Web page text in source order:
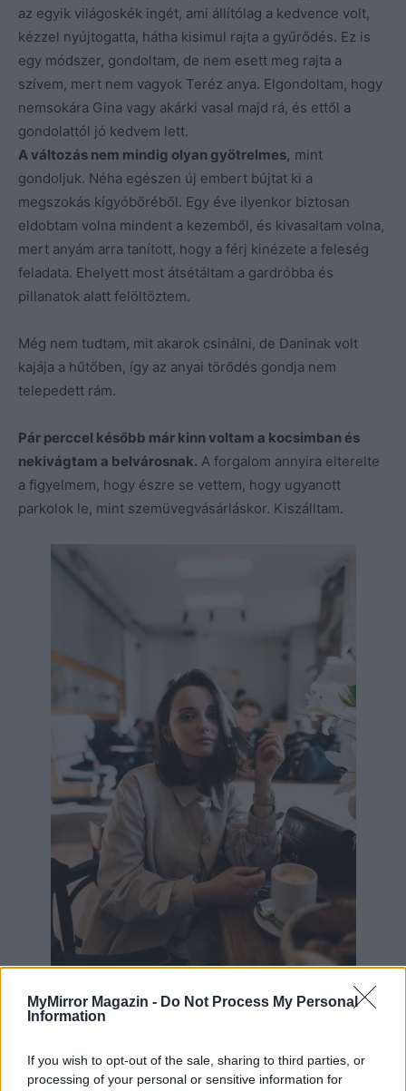
MyMirror Magazin - Do Not Process My Personal
Information
If you wish to opt-out of the sale, sharing to third parties, or
processing of your personal or sensitive information for
az egyik világoskék ingét, ami állítólag a kedvence volt,
kézzel nyújtogatta, hátha kisimul rajta a gyűrődés. Ez is
egy módszer, gondoltam, de nem esett meg rajta a
szívem, mert nem vagyok Teréz anya. Elgondoltam, hogy
nemsokára Gina vagy akárki vasal majd rá, és ettől a
gondolattól jó kedvem lett.
A változás nem mindig olyan gyötrelmes, mint
gondoljuk. Néha egészen új embert bújtat ki a
megszokás kígyóbőréből. Egy éve ilyenkor biztosan
eldobtam volna mindent a kezemből, és kivasaltam volna,
mert anyám arra tanított, hogy a férj kinézete a feleség
feladata. Ehelyett most átsétáltam a gardróbba és
pillanatok alatt felöltöztem.
Még nem tudtam, mit akarok csinálni, de Daninak volt
kajája a hűtőben, így az anyai törődés gondja nem
telepedett rám.
Pár perccel később már kinn voltam a kocsimban és
nekivágtam a belvárosnak. A forgalom annyira elterelte
a figyelmem, hogy észre se vettem, hogy ugyanott
parkolok le, mint szemüvegvásárláskor. Kiszálltam.
Az első, aki szembejött velem, az egyik kolléganőm
szóba állunk egymással. Köszönt és elhaladt mellettem.